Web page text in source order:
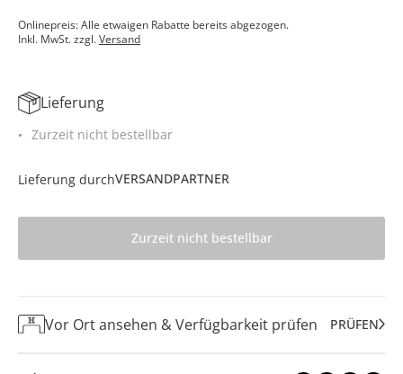
Onlinepreis: Alle etwaigen Rabatte bereits abgezogen.
Inkl. MwSt. zzgl.Versand
Lieferung
Zurzeit nicht bestellbar
Lieferung durchVERSANDPARTNER
Zurzeit nicht bestellbar
Vor Ort ansehen & Verfügbarkeit prüfen PRÜFEN